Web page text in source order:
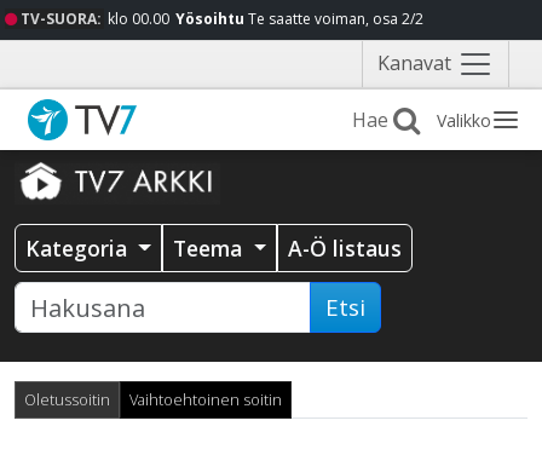
TV-SUORA: klo 00.00 Yösoihtu Te saatte voiman, osa 2/2
Kanavat Näytä
valikko
Valikko
Kategoria Teema A-Ö listaus
Etsi
Oletussoitin Vaihtoehtoinen soitin